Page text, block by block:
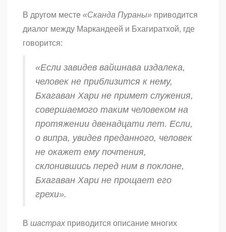
В другом месте «Сканда Пураны» приводится
диалог между Маркандеей и Бхагиратхой, где
говорится:
«Если завидев вайшнава издалека,
человек не приблизится к нему,
Бхагаван Хари не примет служения,
совершаемого таким человеком на
протяжении двенадцати лет. Если,
о випра, увидев преданного, человек
не окажет ему почтения,
склонившись перед ним в поклоне,
Бхагаван Хари не прощает его
грехи».
В шастрах приводится описание многих